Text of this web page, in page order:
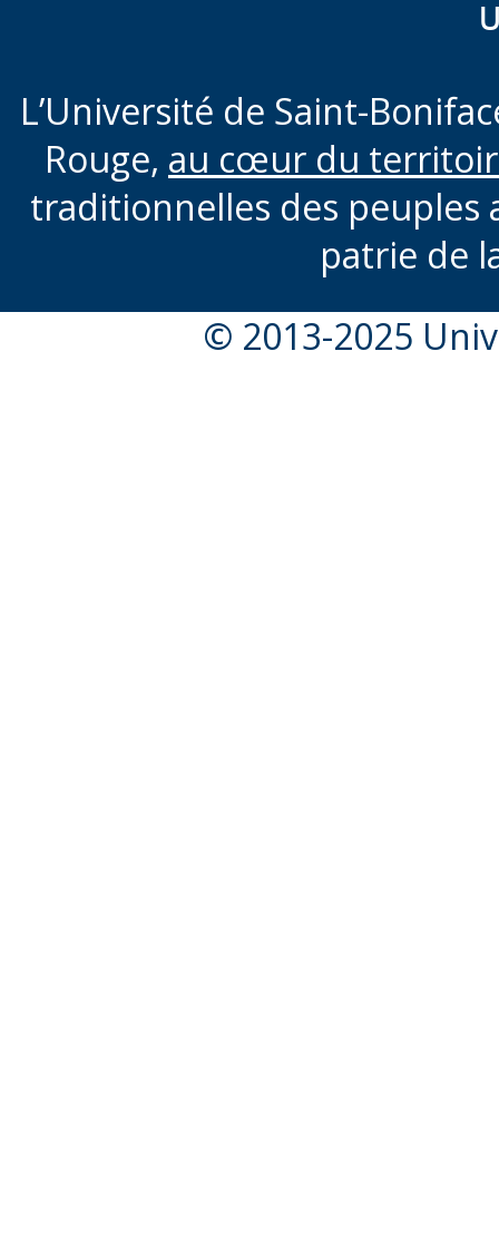
L’Université de Saint-
Rouge, au cœur du
traditionnelles des peuples
patrie de
© 2013-2025